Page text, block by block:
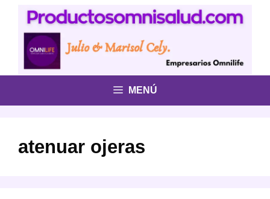
Saltar
contenido
MENÚ
atenuar ojeras